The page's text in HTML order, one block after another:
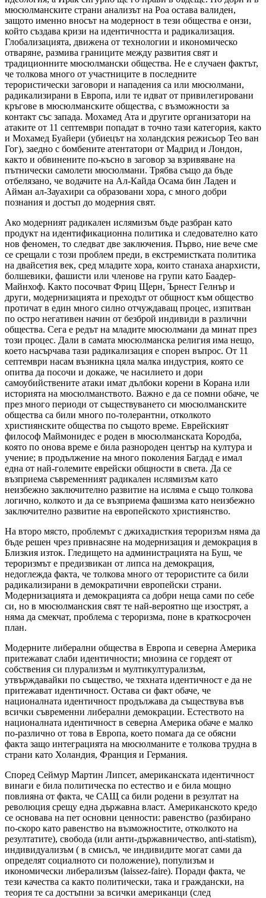
мюсюлманските страни анализът на Роа остава валиден,
защото именно вносът на модерност в тези общества е онзи,
който създава кризи на идентичността и радикализация.
Глобализацията, движена от технологии и икономическо
отваряне, размива границите между развития свят и
традиционните мюсюлмански общества. Не е случаен фактът,
че толкова много от участниците в последните
терористически заговори и нападения са или мюсюлмани,
радикализирани в Европа, или те идват от привилегировани
кръгове в мюсюлманските общества, с възможности за
контакт със запада. Мохамед Ата и другите организатори на
атаките от 11 септември попадат в точно тази категория, както
и Мохамед Буайери (убиецът на холандския режисьор Тео ван
Гог), заедно с бомбените атентатори от Мадрид и Лондон,
както и обвинените по-късно в заговор за взривяване на
пътнически самолети мюсюлмани. Трябва също да бъде
отбелязано, че водачите на Ал-Кайда Осама бин Ладен и
Айман ал-Зауахири са образовани хора, с много добри
познания и достъп до модерния свят.
Ако модерният радикален ислямизъм бъде разбран като
продукт на идентификационна политика и следователно като
нов феномен, то следват две заключения. Първо, ние вече сме
се срещали с този проблем преди, в екстремистката политика
на двайсетия век, сред младите хора, които станаха анархисти,
болшевики, фашисти или членове на групи като Баадер-
Майнхоф. Както посочват Фриц Щерн, Ърнест Гелнър и
други, модернизацията и преходът от общност към общество
протичат в един много силно отчуждаващ процес, изпитван
по остро негативен начин от безброй индивиди в различни
общества. Сега е редът на младите мюсюлмани да минат през
този процес. Дали в самата мюсюлманска религия има нещо,
което насърчава тази радикализация е спорен въпрос. От 11
септември насам възникна цяла малка индустрия, която се
опитва да посочи и докаже, че насилието и дори
самоубийствените атаки имат дълбоки корени в Корана или
историята на мюсюлманството. Важно е да се помни обаче, че
през много периоди от съществуването си мюсюлманските
общества са били много по-толерантни, отколкото
християнските общества по същото време. Еврейският
философ Маймонидес е роден в мюсюлманската Кородба,
която по онова време е била разнороден център на култура и
учение; в продължение на много поколения Багдад е имал
една от най-големите еврейски общности в света. Да се
възприема съвременният радикален ислямизъм като
неизбежно заключително развитие на исляма е също толкова
логично, колкото и да се възприема фашизма като неизбежно
заключително развитие на европейското християнство.
На второ място, проблемът с джихадисткия тероризъм няма да
бъде решен чрез привнасяне на модернизация и демокрация в
Близкия изток. Гледището на администрацията на Буш, че
тероризмът е предизвикан от липса на демокрация,
недоглежда факта, че толкова много от терористите са били
радикализирани в демократични европейски страни.
Модернизацията и демокрацията са добри неща сами по себе
си, но в мюсюлманския свят те най-вероятно ще изострят, а
няма да смекчат, проблема с тероризма, поне в краткосрочен
план.
Модерните либерални общества в Европа и северна Америка
притежават слаби идентичности; мнозина се гордеят от
собствения си плурализъм и мултикултурализъм,
утвърждавайки по същество, че тяхната идентичност е да не
притежават идентичност. Остава си факт обаче, че
националната идентичност продължава да съществува във
всички съвременни либерални демокрации. Естеството на
националната идентичност в северна Америка обаче е малко
по-различно от това в Европа, което помага да се обясни
факта защо интеграцията на мюсюлманите е толкова трудна в
страни като Холандия, Франция и Германия.
Според Сеймур Мартин Липсет, американската идентичност
винаги е била политическа по естество и е била мощно
повлияна от факта, че САЩ са били родени в резултат на
революция срещу една държавна власт. Американското кредо
се основава на пет основни ценности: равенство (разбирано
по-скоро като равенство на възможностите, отколкото на
резултатите), свобода (или анти-държавничество, anti-statism),
индивидуализъм ( в смисъл, че индивидите могат сами да
определят социалното си положение), популизъм и
икономически либерализъм (laissez-faire). Поради факта, че
тези качества са както политически, така и граждански, на
теория те са достъпни за всички американци (след